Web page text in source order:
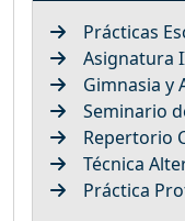
Prácticas
Asignatura
Gimnasia y
Seminario
Repertorio
Técnica
Práctica